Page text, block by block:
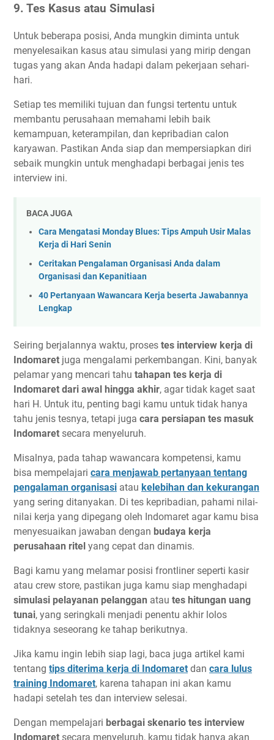
9. Tes Kasus atau Simulasi
Untuk beberapa posisi, Anda mungkin diminta untuk
menyelesaikan kasus atau simulasi yang mirip dengan
tugas yang akan Anda hadapi dalam pekerjaan sehari-
hari.
Setiap tes memiliki tujuan dan fungsi tertentu untuk
membantu perusahaan memahami lebih baik
kemampuan, keterampilan, dan kepribadian calon
karyawan. Pastikan Anda siap dan mempersiapkan diri
sebaik mungkin untuk menghadapi berbagai jenis tes
interview ini.
BACA JUGA
Cara Mengatasi Monday Blues: Tips Ampuh Usir Malas
Kerja di Hari Senin
Ceritakan Pengalaman Organisasi Anda dalam
Organisasi dan Kepanitiaan
40 Pertanyaan Wawancara Kerja beserta Jawabannya
Lengkap
Seiring berjalannya waktu, proses tes interview kerja di
Indomaret juga mengalami perkembangan. Kini, banyak
pelamar yang mencari tahu tahapan tes kerja di
Indomaret dari awal hingga akhir, agar tidak kaget saat
hari H. Untuk itu, penting bagi kamu untuk tidak hanya
tahu jenis tesnya, tetapi juga cara persiapan tes masuk
Indomaret secara menyeluruh.
Misalnya, pada tahap wawancara kompetensi, kamu
bisa mempelajari cara menjawab pertanyaan tentang
pengalaman organisasi atau kelebihan dan kekurangan
yang sering ditanyakan. Di tes kepribadian, pahami nilai-
nilai kerja yang dipegang oleh Indomaret agar kamu bisa
menyesuaikan jawaban dengan budaya kerja
perusahaan ritel yang cepat dan dinamis.
Bagi kamu yang melamar posisi frontliner seperti kasir
atau crew store, pastikan juga kamu siap menghadapi
simulasi pelayanan pelanggan atau tes hitungan uang
tunai, yang seringkali menjadi penentu akhir lolos
tidaknya seseorang ke tahap berikutnya.
Jika kamu ingin lebih siap lagi, baca juga artikel kami
tentang tips diterima kerja di Indomaret dan cara lulus
training Indomaret, karena tahapan ini akan kamu
hadapi setelah tes dan interview selesai.
Dengan mempelajari berbagai skenario tes interview
Indomaret secara menyeluruh, kamu tidak hanya akan